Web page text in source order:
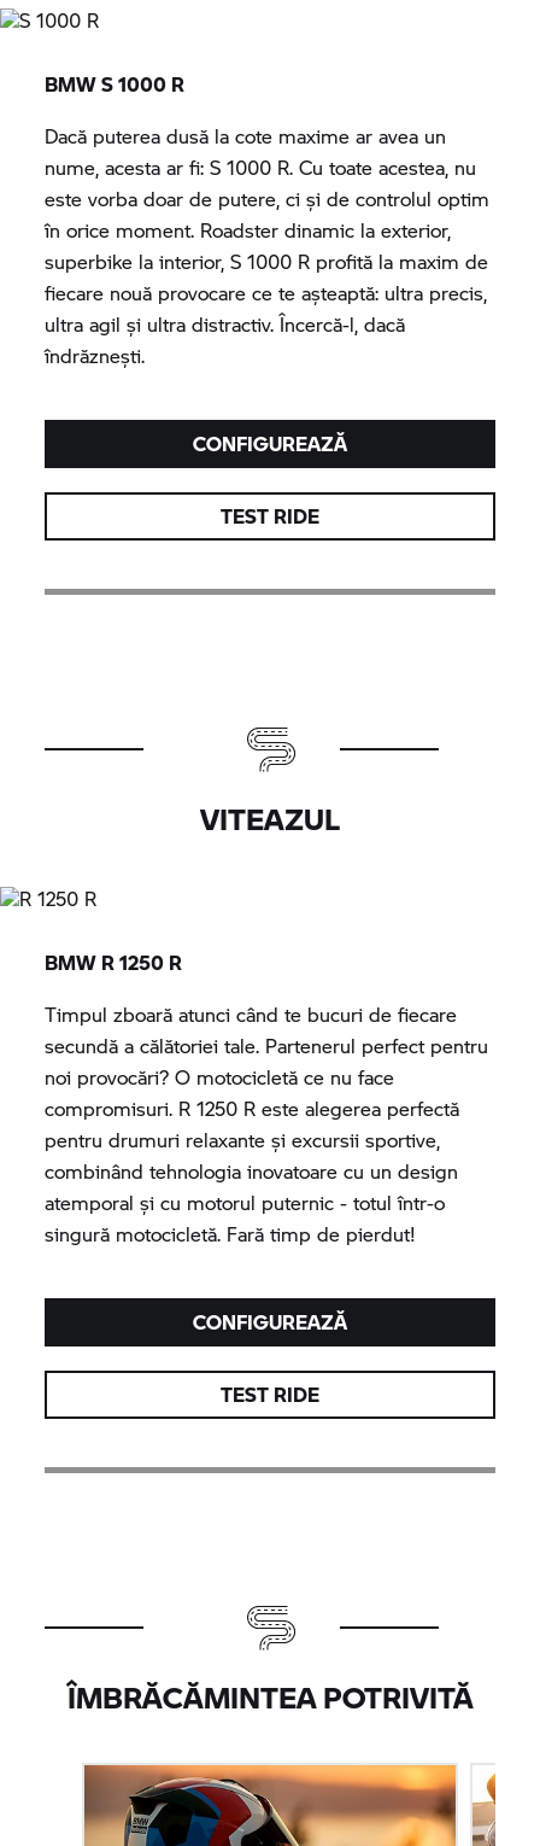
BMWS 1000 R
Dacă puterea dusă la cote maxime ar avea un
nume, acesta ar fi:S 1000 R. Cu toate acestea, nu
este vorba doar de putere, ci și de controlul optim
în orice moment. Roadster dinamic la exterior,
superbike la interior,S 1000 R profită la maxim de
fiecare nouă provocare ce te aşteaptă: ultra precis,
ultra agil și ultra distractiv. Încercă-l, dacă
îndrăzneşti.
CONFIGUREAZĂ
TEST RIDE
VITEAZUL
BMW R 1250 R
Timpul zboară atunci când te bucuri de fiecare
secundă a călătoriei tale. Partenerul perfect pentru
noi provocări? O motocicletă ce nu face
compromisuri. R 1250 R este alegerea perfectă
pentru drumuri relaxante și excursii sportive,
combinând tehnologia inovatoare cu un design
atemporal și cu motorul puternic - totul într-o
singură motocicletă. Fară timp de pierdut!
CONFIGUREAZĂ
TEST RIDE
ÎMBRĂCĂMINTEA POTRIVITĂ